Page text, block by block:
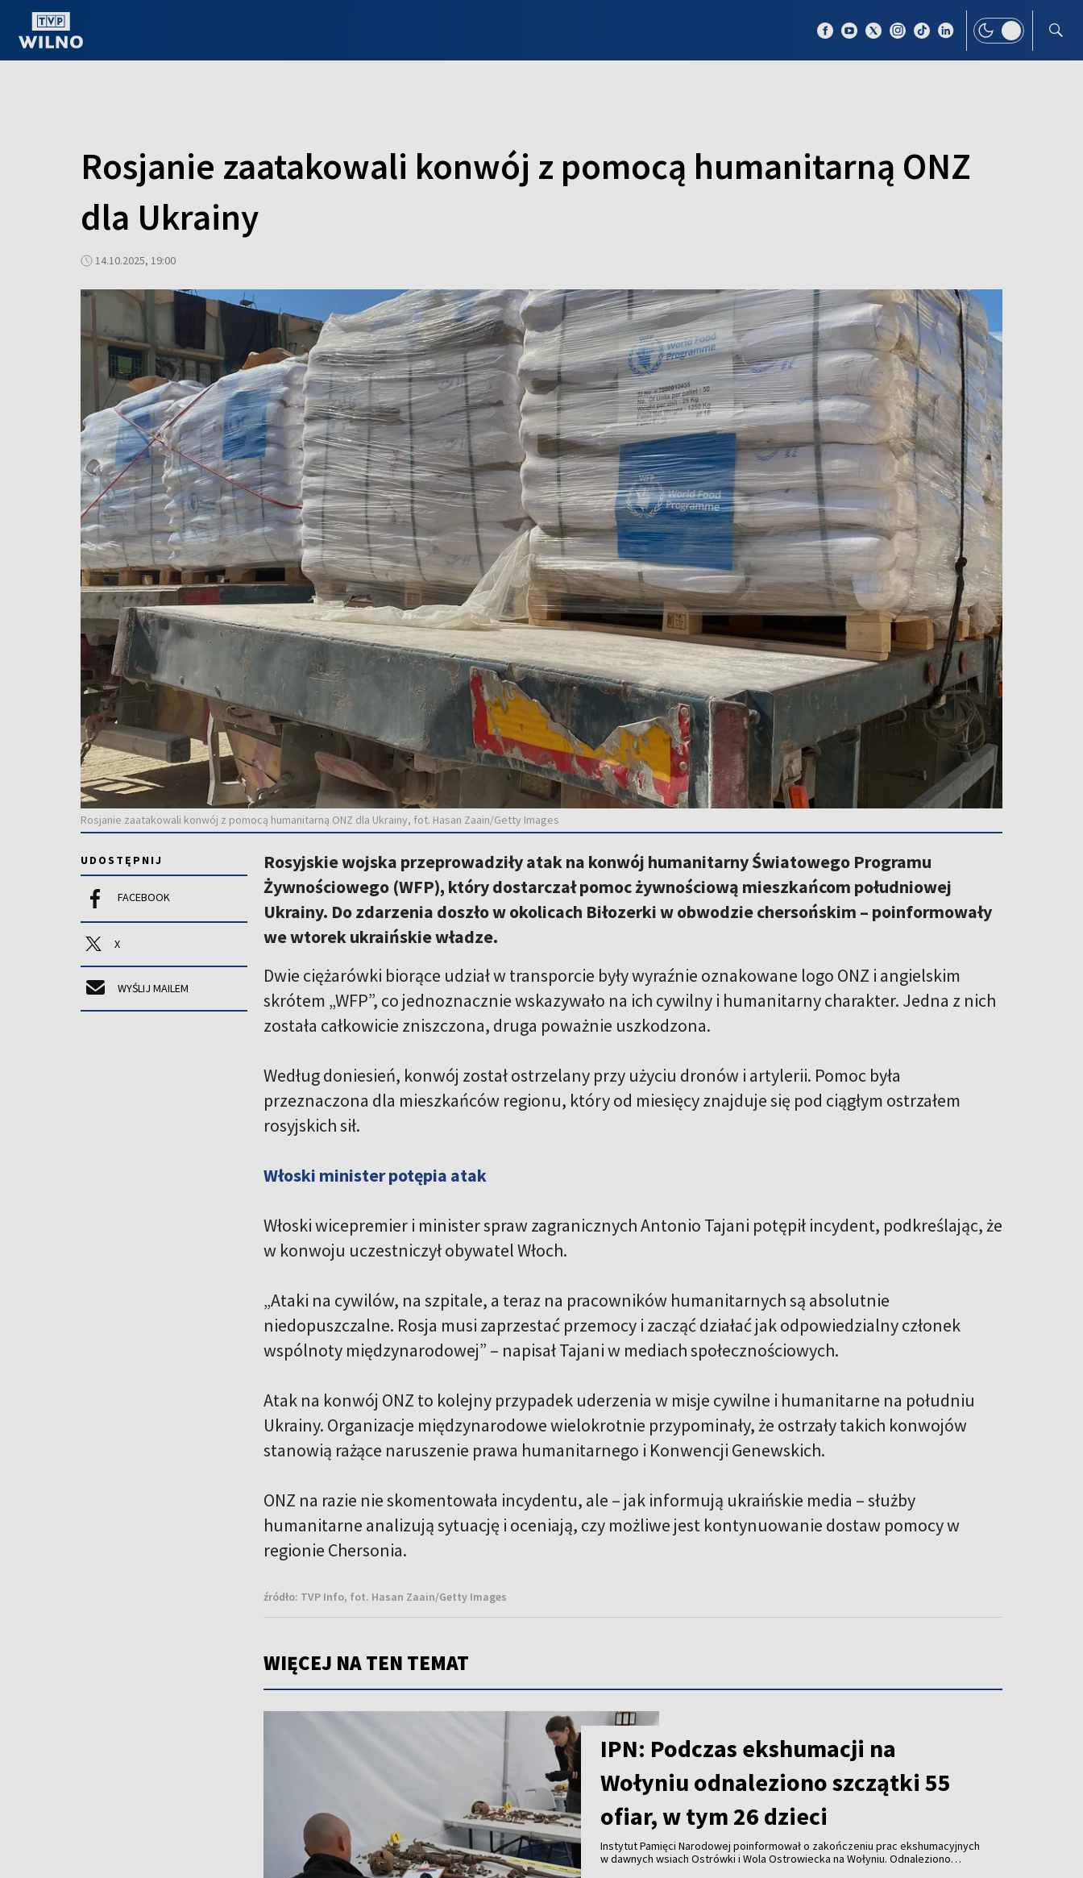
Rosjanie zaatakowali konwój z pomocą humanitarną ONZ
dla Ukrainy
14.10.2025, 19:00
Rosjanie zaatakowali konwój z pomocą humanitarną ONZ dla Ukrainy, fot. Hasan Zaain/Getty Images
UDOSTĘPNIJ
FACEBOOK
X
WYŚLIJ MAILEM
Rosyjskie wojska przeprowadziły atak na konwój humanitarny Światowego Programu
Żywnościowego (WFP), który dostarczał pomoc żywnościową mieszkańcom południowej
Ukrainy. Do zdarzenia doszło w okolicach Biłozerki w obwodzie chersońskim – poinformowały
we wtorek ukraińskie władze.
Dwie ciężarówki biorące udział w transporcie były wyraźnie oznakowane logo ONZ i angielskim
skrótem „WFP”, co jednoznacznie wskazywało na ich cywilny i humanitarny charakter. Jedna z nich
została całkowicie zniszczona, druga poważnie uszkodzona.
Według doniesień, konwój został ostrzelany przy użyciu dronów i artylerii. Pomoc była
przeznaczona dla mieszkańców regionu, który od miesięcy znajduje się pod ciągłym ostrzałem
rosyjskich sił.
Włoski minister potępia atak
Włoski wicepremier i minister spraw zagranicznych Antonio Tajani potępił incydent, podkreślając, że
w konwoju uczestniczył obywatel Włoch.
„Ataki na cywilów, na szpitale, a teraz na pracowników humanitarnych są absolutnie
niedopuszczalne. Rosja musi zaprzestać przemocy i zacząć działać jak odpowiedzialny członek
wspólnoty międzynarodowej” – napisał Tajani w mediach społecznościowych.
Atak na konwój ONZ to kolejny przypadek uderzenia w misje cywilne i humanitarne na południu
Ukrainy. Organizacje międzynarodowe wielokrotnie przypominały, że ostrzały takich konwojów
stanowią rażące naruszenie prawa humanitarnego i Konwencji Genewskich.
ONZ na razie nie skomentowała incydentu, ale – jak informują ukraińskie media – służby
humanitarne analizują sytuację i oceniają, czy możliwe jest kontynuowanie dostaw pomocy w
regionie Chersonia.
źródło: TVP Info, fot. Hasan Zaain/Getty Images
WIĘCEJ NA TEN TEMAT
IPN: Podczas ekshumacji na
Wołyniu odnaleziono szczątki 55
ofiar, w tym 26 dzieci
Instytut Pamięci Narodowej poinformował o zakończeniu prac ekshumacyjnych
w dawnych wsiach Ostrówki i Wola Ostrowiecka na Wołyniu. Odnaleziono